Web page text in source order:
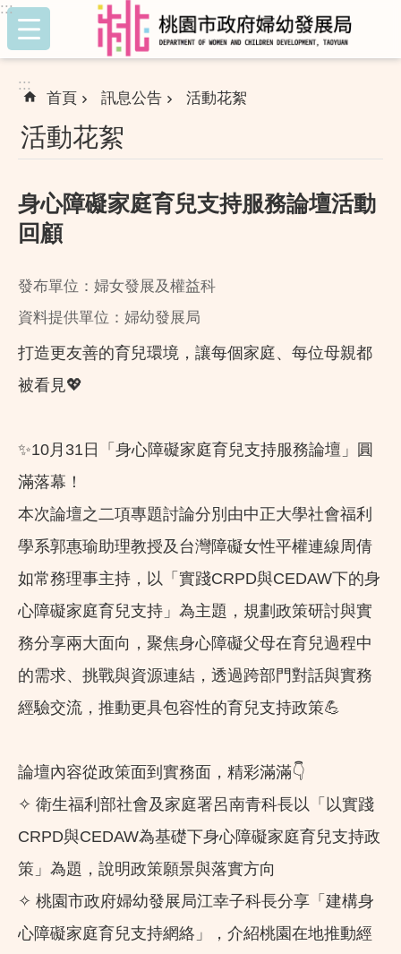
跳到主要內容區塊
:::
:::
首頁 訊息公告 活動花絮
活動花絮
身心障礙家庭育兒支持服務論壇活動
回顧
發布單位：婦女發展及權益科
資料提供單位：婦幼發展局
打造更友善的育兒環境，讓每個家庭、每位母親都
被看見💖
✨10月31日「身心障礙家庭育兒支持服務論壇」圓
滿落幕！
本次論壇之二項專題討論分別由中正大學社會福利
學系郭惠瑜助理教授及台灣障礙女性平權連線周倩
如常務理事主持，以「實踐CRPD與CEDAW下的身
心障礙家庭育兒支持」為主題，規劃政策研討與實
務分享兩大面向，聚焦身心障礙父母在育兒過程中
的需求、挑戰與資源連結，透過跨部門對話與實務
經驗交流，推動更具包容性的育兒支持政策💪
論壇內容從政策面到實務面，精彩滿滿👇
✧ 衛生福利部社會及家庭署呂南青科長以「以實踐
CRPD與CEDAW為基礎下身心障礙家庭育兒支持政
策」為題，說明政策願景與落實方向
✧ 桃園市政府婦幼發展局江幸子科長分享「建構身
心障礙家庭育兒支持網絡」，介紹桃園在地推動經